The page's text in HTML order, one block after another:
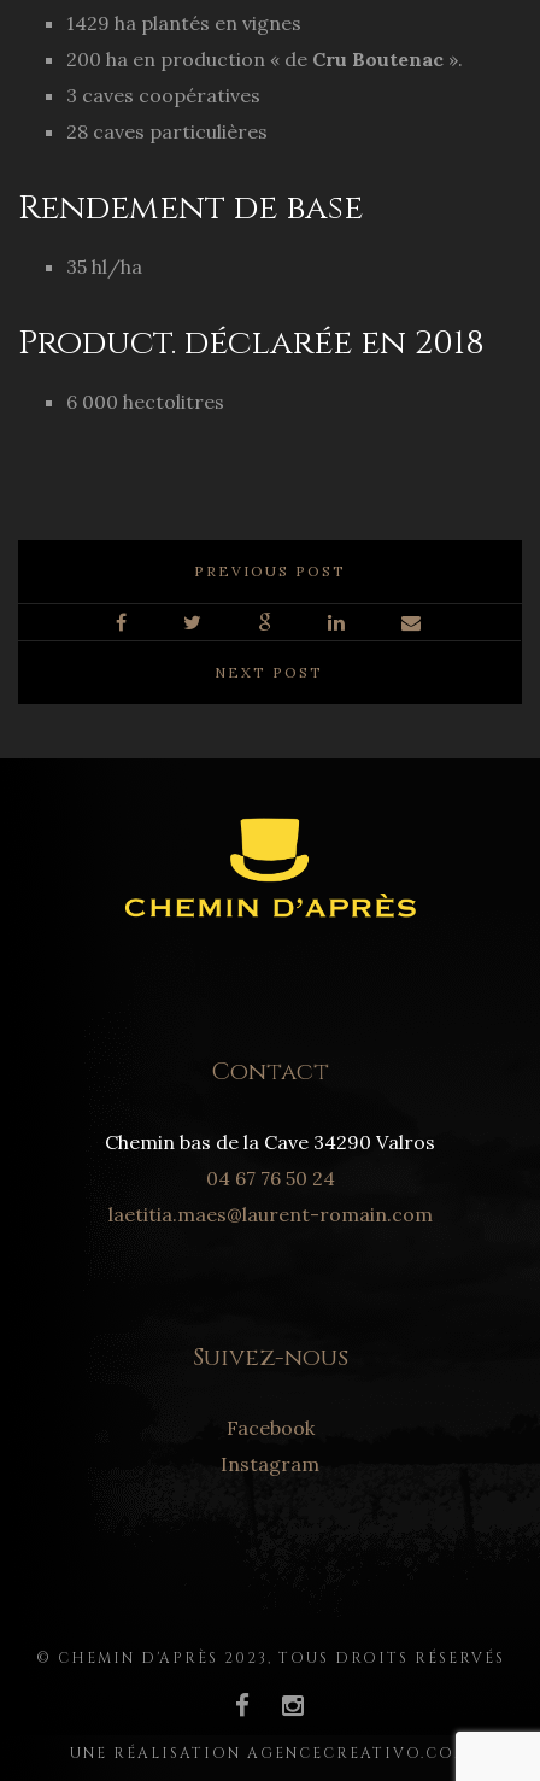
1429 ha plantés en vignes
200 ha en production « de Cru Boutenac ».
3 caves coopératives
28 caves particulières
Rendement de base
35 hl/ha
Product. déclarée en 2018
6 000 hectolitres
PREVIOUS POST
NEXT POST
Contact
Chemin bas de la Cave 34290 Valros
04 67 76 50 24
laetitia.maes@laurent-romain.com
Suivez-nous
Facebook
Instagram
© CHEMIN D'APRÈS 2023, TOUS DROITS RÉSERVÉS
UNE RÉALISATION AGENCECREATIVO.COM